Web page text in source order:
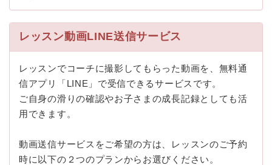
レッスン動画LINE送信サービス
レッスンでコーチに撮影してもらった動画を、無料通
信アプリ「LINE」で受信できるサービスです。
ご自身の滑りの確認やお子さまの成長記録としても活
用できます。
動画送信サービスをご希望の方は、レッスンのご予約
時に以下の２つのプランからお選びください。